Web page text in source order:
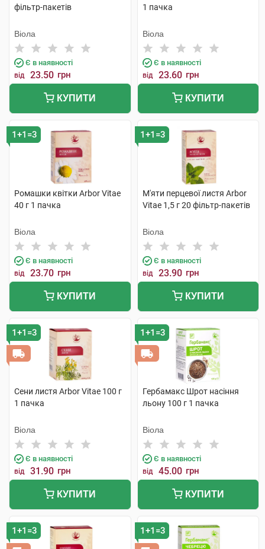
фільтр-пакетів
Віола
Є в наявності
від 23.50 грн
КУПИТИ
1 пачка
Віола
Є в наявності
від 23.60 грн
КУПИТИ
1+1=3
Ромашки квітки Arbor Vitae
40 г 1 пачка
Віола
Є в наявності
від 23.70 грн
КУПИТИ
1+1=3
М'яти перцевої листя Arbor
Vitae 1,5 г 20 фільтр-пакетів
Віола
Є в наявності
від 23.90 грн
КУПИТИ
1+1=3
Сени листя Arbor Vitae 100 г
1 пачка
Віола
Є в наявності
від 31.90 грн
КУПИТИ
1+1=3
Гербамакс Шрот насіння
льону 100 г 1 пачка
Віола
Є в наявності
від 45.00 грн
КУПИТИ
1+1=3 1+1=3